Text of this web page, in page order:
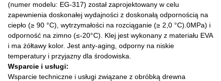
(numer modelu: EG-317) został zaprojektowany w celu
zapewnienia doskonałej wydajności z doskonałą odpornością na
ciepło (≥ 90 °C), wytrzymałości na rozciąganie (≥ 2,0 °C).0MPa) i
odporność na zimno (≤-20°C). Klej jest wykonany z materiału EVA
i ma żółtawy kolor. Jest anty-aging, odporny na niskie
temperatury i przyjazny dla środowiska.
Wsparcie i usługi:
Wsparcie techniczne i usługi związane z obróbką drewna